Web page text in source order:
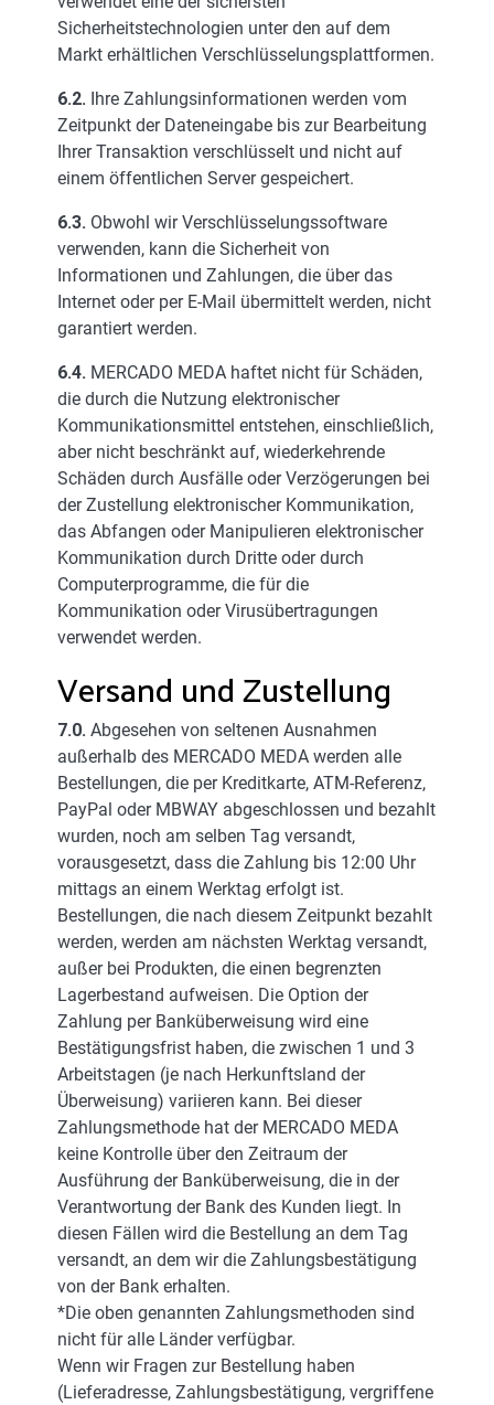
Sicherheitstechnologien unter den auf dem
Markt erhältlichen Verschlüsselungsplattformen.
6.2. Ihre Zahlungsinformationen werden vom
Zeitpunkt der Dateneingabe bis zur Bearbeitung
Ihrer Transaktion verschlüsselt und nicht auf
einem öffentlichen Server gespeichert.
6.3. Obwohl wir Verschlüsselungssoftware
verwenden, kann die Sicherheit von
Informationen und Zahlungen, die über das
Internet oder per E-Mail übermittelt werden, nicht
garantiert werden.
6.4. MERCADO MEDA haftet nicht für Schäden,
die durch die Nutzung elektronischer
Kommunikationsmittel entstehen, einschließlich,
aber nicht beschränkt auf, wiederkehrende
Schäden durch Ausfälle oder Verzögerungen bei
der Zustellung elektronischer Kommunikation,
das Abfangen oder Manipulieren elektronischer
Kommunikation durch Dritte oder durch
Computerprogramme, die für die
Kommunikation oder Virusübertragungen
verwendet werden.
Versand und Zustellung
7.0. Abgesehen von seltenen Ausnahmen
außerhalb des MERCADO MEDA werden alle
Bestellungen, die per Kreditkarte, ATM-Referenz,
PayPal oder MBWAY abgeschlossen und bezahlt
wurden, noch am selben Tag versandt,
vorausgesetzt, dass die Zahlung bis 12:00 Uhr
mittags an einem Werktag erfolgt ist.
Bestellungen, die nach diesem Zeitpunkt bezahlt
werden, werden am nächsten Werktag versandt,
außer bei Produkten, die einen begrenzten
Lagerbestand aufweisen. Die Option der
Zahlung per Banküberweisung wird eine
Bestätigungsfrist haben, die zwischen 1 und 3
Arbeitstagen (je nach Herkunftsland der
Überweisung) variieren kann. Bei dieser
Zahlungsmethode hat der MERCADO MEDA
keine Kontrolle über den Zeitraum der
Ausführung der Banküberweisung, die in der
Verantwortung der Bank des Kunden liegt. In
diesen Fällen wird die Bestellung an dem Tag
versandt, an dem wir die Zahlungsbestätigung
von der Bank erhalten.
*Die oben genannten Zahlungsmethoden sind
nicht für alle Länder verfügbar.
Wenn wir Fragen zur Bestellung haben
(Lieferadresse, Zahlungsbestätigung, vergriffene